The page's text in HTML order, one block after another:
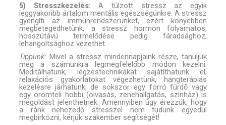
5) Stresszkezelés: A túlzott stressz az egyik
leggyakoribb ártalom mentális egészségünkre. A stressz
gyengíti az immunrendszerünket, ezért könyebben
megbetegedhetünk, a stressz hormon folyamatos,
hosszútávú termelődése pedig fáradsághoz,
lehangoltsághoz vezethet.
Tippünk: Mivel a stressz mindennapjaink része, tanuljuk
meg a számunkra legmegfelelőbb módon kezelni.
Meditálhatunk, légzéstechnikákat sajátíthatunk el,
relaxációs gyakorlatokat végezhetünk, hangterápiás
kezelésre járhatunk, de sokszor egy forró fürdő vagy
egy örömteli hobbi (olvasás, zenehallgatás, színház) is
megoldást jelenthetnek. Amennyiben úgy érezzük, hogy
a ránk nehezedő stresszel nem tudunk egyedül
megbirkózni, kérjük szakember segítségét!